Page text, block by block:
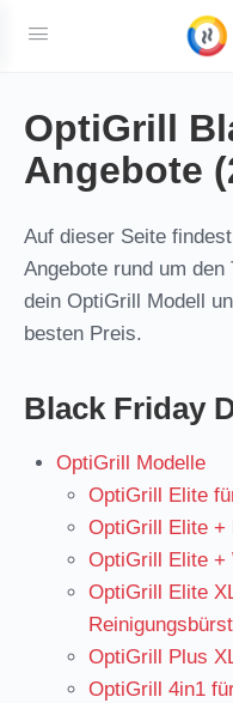
OptiGrill
Angebote
Auf dieser Seite
Angebote rund um
dein OptiGrill Modell
besten Preis.
Black Friday
OptiGrill Modelle
OptiGrill Elite
OptiGrill Elite +
OptiGrill Elite +
OptiGrill Elite
OptiGrill Plus
OptiGrill 4in1